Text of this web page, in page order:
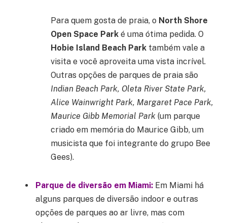
Para quem gosta de praia, o North Shore
Open Space Park é uma ótima pedida. O
Hobie Island Beach Park também vale a
visita e você aproveita uma vista incrível.
Outras opções de parques de praia são
Indian Beach Park, Oleta River State Park,
Alice Wainwright Park, Margaret Pace Park,
Maurice Gibb Memorial Park (um parque
criado em memória do Maurice Gibb, um
musicista que foi integrante do grupo Bee
Gees).
Parque de diversão em Miami: Em Miami há
alguns parques de diversão indoor e outras
opções de parques ao ar livre, mas com